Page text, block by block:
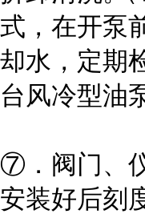
式，在开泵
却水，定期
台风冷型油
⑦．阀门、
安装好后刻